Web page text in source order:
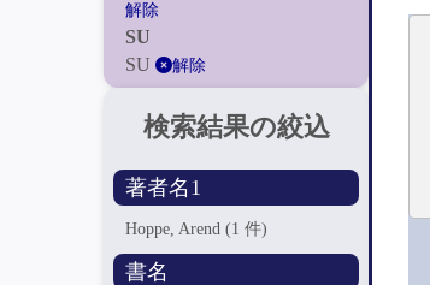
解除
SU
SU
解除
検索結果の絞込
著者名1
Hoppe, Arend(1 件)
書名